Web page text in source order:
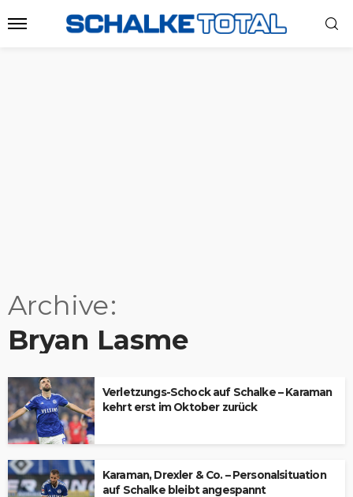
Archive
Bryan Lasme
Verletzungs-Schock auf Schalke – Karaman
kehrt erst im Oktober zurück
Karaman, Drexler & Co. – Personalsituation
auf Schalke bleibt angespannt